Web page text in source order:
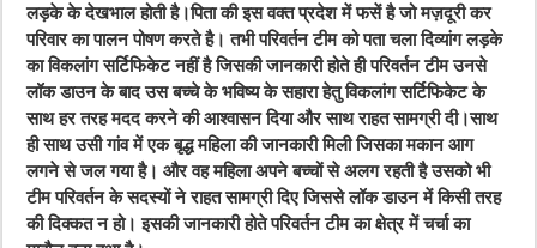
लड़के के देखभाल होती है।पिता की इस वक्त प्रदेश में फसें है जो मज़दूरी कर
परिवार का पालन पोषण करते है। तभी परिवर्तन टीम को पता चला दिव्यांग लड़के
का विकलांग सर्टिफिकेट नहीं है जिसकी जानकारी होते ही परिवर्तन टीम उनसे
लॉक डाउन के बाद उस बच्चे के भविष्य के सहारा हेतु विकलांग सर्टिफिकेट के
साथ हर तरह मदद करने की आश्वासन दिया और साथ राहत सामग्री दी।साथ
ही साथ उसी गांव में एक बृद्ध महिला की जानकारी मिली जिसका मकान आग
लगने से जल गया है। और वह महिला अपने बच्चों से अलग रहती है उसको भी
टीम परिवर्तन के सदस्यों ने राहत सामग्री दिए जिससे लॉक डाउन में किसी तरह
की दिक्कत न हो। इसकी जानकारी होते परिवर्तन टीम का क्षेत्र में चर्चा का